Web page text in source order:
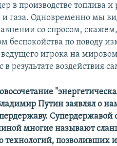
в производстве топлива и
и газа. Одновременно мы
со спросом,
беспокойства по поводу
игрока на
в результате воздействия
Путин заявлял о
многие называют
технологий, позволивших